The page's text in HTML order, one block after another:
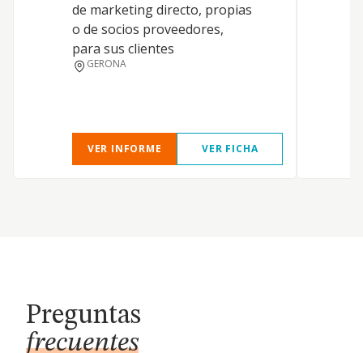
de marketing directo, propias
o de socios proveedores,
para sus clientes
GERONA
VER INFORME VER FICHA
Preguntas
frecuentes